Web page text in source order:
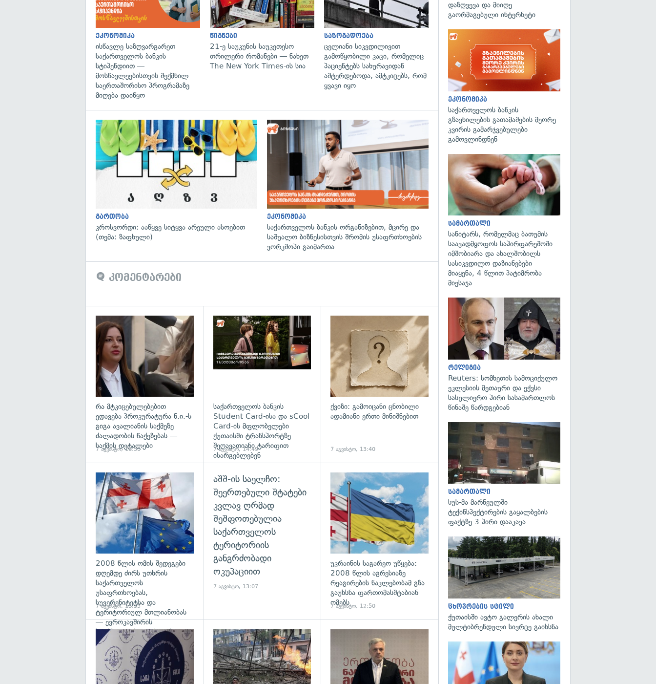
ეკონომიკა
ისწავლე საზღვარგარეთ
საქართველოს ბანკის
სტიპენდიით —
მოსწავლეებისთვის შექმნილ
საერთაშორისო პროგრამაზე
მიღება დაიწყო
წიგნები
21-ე საუკუნის საუკეთესო
თრილერი რომანები — ნახეთ
The New York Times-ის სია
საზოგადოება
ცელიანი სიკვდილივით
გამოწყობილი კაცი, რომელიც
პაციენტებს სახურავიდან
აშტერდებოდა, ამტკიცებს, რომ
ყვავი იყო
გადახედვა
გართობა
კროსვორდი: ააწყვე სიტყვა არეული ასოებით
(თემა: ზაფხული)
ეკონომიკა
საქართველოს ბანკის ორგანიზებით, მცირე და
საშუალო ბიზნესისთვის შრომის უსაფრთხოების
ვორკშოპი გაიმართა
კომენტარები
გადახედვა
რა მტკიცებულებებით
ედავება პროკურატურა ნ.ი.-ს
გიგა ავალიანის საქმეზე
ძალადობის წაქეზებას —
საქმის დეტალები
7 აგვისტო, 16:50
საქართველოს ბანკის
Student Card-ისა და sCool
Card-ის მფლობელები
ქუთაისში ტრანსპორტზე
შეღავათიანი ტარიფით
ისარგებლებენ
7 აგვისტო, 14:49
ქვიზი: გამოიცანი ცნობილი
ადამიანი ერთი მინიშნებით
7 აგვისტო, 13:40
გადახედვა
2008 წლის ომის შედეგები
დღემდე ძირს უთხრის
საქართველოს
უსაფრთხოებას,
სუვერენიტეტსა და
ტერიტორიულ მთლიანობას
— ევროკავშირის
პრესპიკერის განცხადება
7 აგვისტო, 13:35
აშშ-ის საელჩო:
შეერთებული შტატები
კვლავ ღრმად
შეშფოთებულია
საქართველოს
ტერიტორიის
განგრძობადი
ოკუპაციით
7 აგვისტო, 13:07
გადახედვა
უკრაინის საგარეო უწყება:
2008 წლის აგრესიაზე
რეაგირების ნაკლებობამ გზა
გაუხსნა ფართომასშტაბიან
ომებს
7 აგვისტო, 12:50
გადახედვა
დაზღვევა და მიიღე
გაორმაგებული ინტერნეტი
ეკონომიკა
საქართველოს ბანკის
გზავნილების გათამაშების მეორე
კვირის გამარჯვებულები
გამოვლინდნენ
სამართალი
სანიტარს, რომელმაც ბათუმის
საავადმყოფოს საპირფარეშოში
იმშობიარა და ახალშობილს
სასიკვდილო დაზიანებები
მიაყენა, 4 წლით პატიმრობა
მიესაჯა
რელიგია
Reuters: სომხეთის სამოციქულო
ეკლესიის მეთაური და ექვსი
სასულიერო პირი სასამართლოს
წინაშე წარდგებიან
სამართალი
სუს-მა მარნეულში
ტექინსპექტირების გაყალბების
ფაქტზე 3 პირი დააკავა
ცხოვრების სტილი
ქუთაისში ავტო გალერის ახალი
მულტიბრენდული სივრცე გაიხსნა